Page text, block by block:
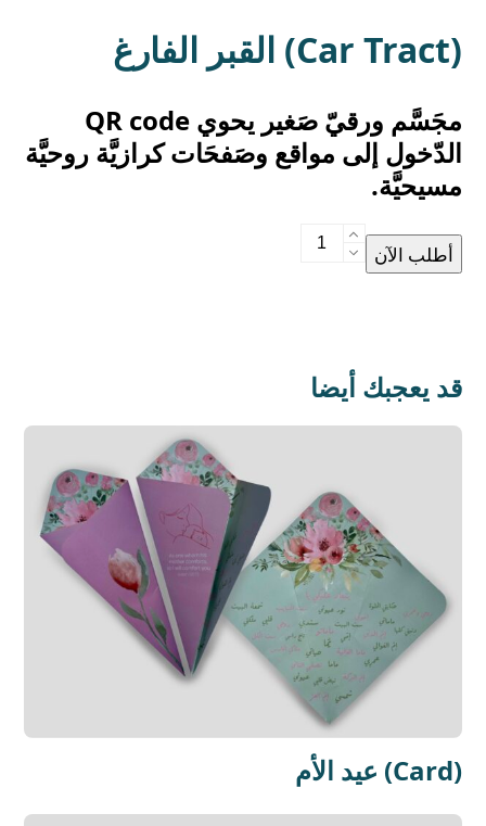
القبر الفارغ (Car Tract)
مجَسَّم ورقيّ صَغير يحوي QR code
الدّخول إلى مواقع وصَفحَات كرازيَّة روحيَّة
مسيحيَّة.
القبر
أطلب الآن
قد يعجبك أيضا
عيد الأم (Card)